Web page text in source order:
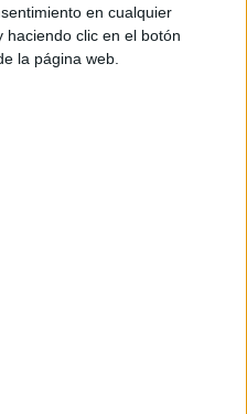
en cualquier
haciendo clic en el botón
la página web.